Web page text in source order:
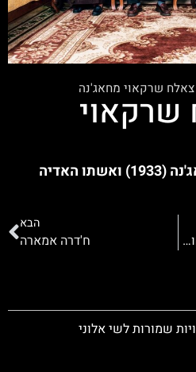
שרקאוי מחאג'נה
טלעת צאלח שרקאוי מחאג'נה (1933) ואשתו האדיה
חאג' אחמד מוחמד ח'ליל דהוד אע'גבריה
הבא
ח'דרה אמארה